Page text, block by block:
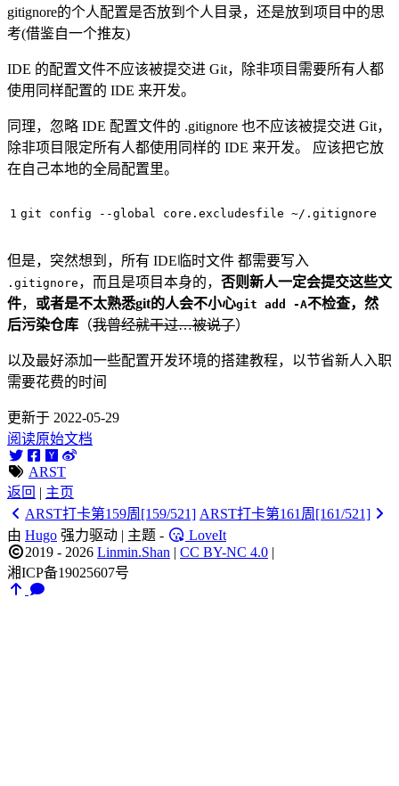
gitignore的个人配置是否放到个人目录，还是放到项目中的思
考(借鉴自一个推友)
IDE 的配置文件不应该被提交进 Git，除非项目需要所有人都
使用同样配置的 IDE 来开发。
同理，忽略 IDE 配置文件的 .gitignore 也不应该被提交进 Git，
除非项目限定所有人都使用同样的 IDE 来开发。 应该把它放
在自己本地的全局配置里。
但是，突然想到，所有 IDE临时文件 都需要写入
.gitignore ，而且是项目本身的， 否则新人一定会提交这些文
件， 或者是不太熟悉git的人会不小心git add -A不检查，然
后污染仓库 （我曾经就干过…被说了）
以及最好添加一些配置开发环境的搭建教程，以节省新人入职
需要花费的时间
更新于 2022-05-29
阅读原始文档
ARST
返回 | 主页
ARST打卡第159周[159/521] ARST打卡第161周[161/521]
由 Hugo 强力驱动 | 主题 -
LoveIt
2019 - 2026 Linmin.Shan | CC BY-NC 4.0 |
湘ICP备19025607号